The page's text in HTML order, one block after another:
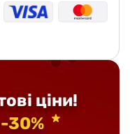
ціни!
30%